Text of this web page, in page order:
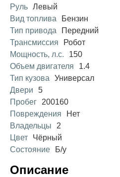
Руль Левый
Вид топлива
Бензин
Тип привода
Передний
Трансмиссия
Робот
Мощность, л.с.
150
Объем двигателя
1.4
Тип кузова
Универсал
Двери
5
Пробег
200160
Повреждения
Нет
Владельцы
2
Цвет
Чёрный
Состояние
Б/у
Описание